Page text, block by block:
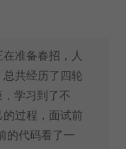
准备春招，人
共经历了四轮
学习到了不
过程，面试前
的代码看了一